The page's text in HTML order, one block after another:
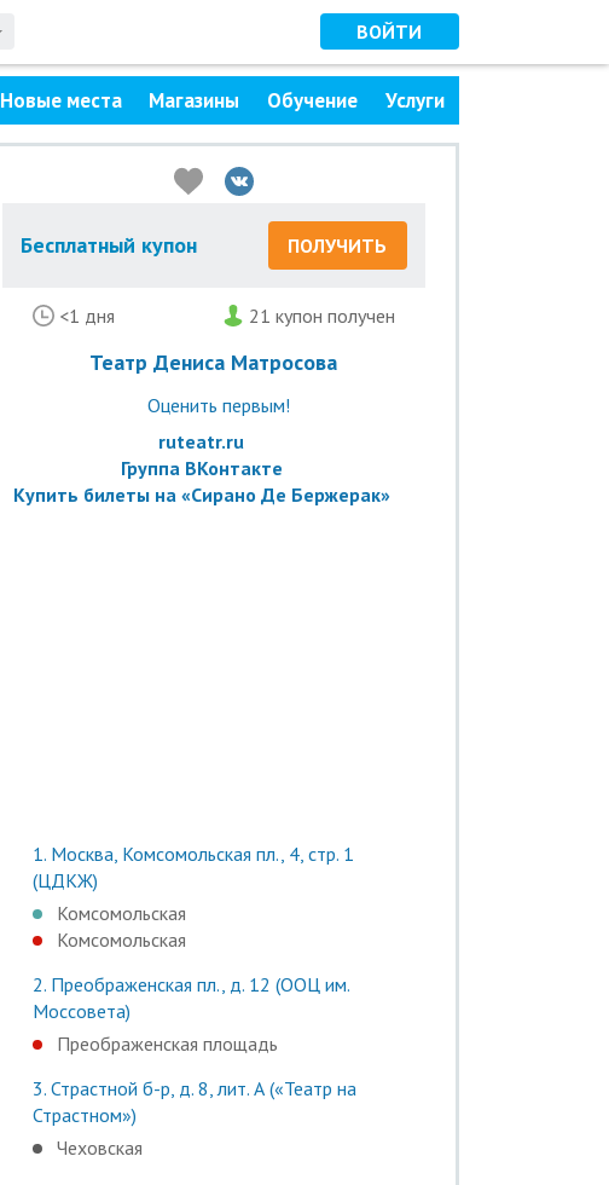
ВОЙТИ
Новые места Магазины Обучение Услуги
Бесплатный купон ПОЛУЧИТЬ
<1 дня 21 купон получен
Театр Дениса Матросова
Оценить первым!
ruteatr.ru
Группа ВКонтакте
Купить билеты на «Сирано Де Бержерак»
1. Москва, Комсомольская пл., 4, стр. 1
(ЦДКЖ)
Комсомольская
Комсомольская
2. Преображенская пл., д. 12 (ООЦ им.
Моссовета)
Преображенская площадь
3. Страстной б-р, д. 8, лит. А («Театр на
Страстном»)
Чеховская